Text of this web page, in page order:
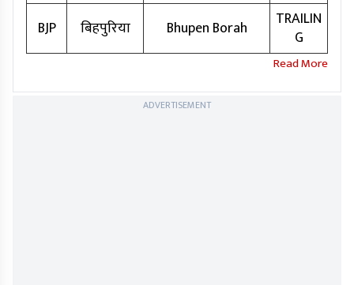
BJP
बिहपुरिया Bhupen Borah
TRAILIN
G
ADVERTISEMENT